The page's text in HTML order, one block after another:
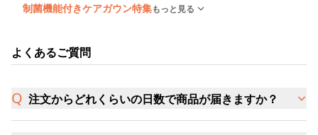
制菌機能付きケアガウン特集もっと見る
よくあるご質問
注文からどれくらいの日数で商品が届きますか？